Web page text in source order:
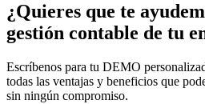
¿Quieres que te
gestión contable de tu
Escríbenos para tu DEMO
todas las ventajas y beneficios que
sin ningún compromiso.